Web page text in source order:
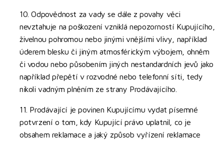
10. Odpovědnost za vady se dále z povahy věci
nevztahuje na poškození vzniklá nepozorností Kupujícího,
živelnou pohromou nebo jinými vnějšími vlivy, například
úderem blesku či jiným atmosférickým výbojem, ohněm
či vodou nebo působením jiných nestandardních jevů jako
například přepětí v rozvodné nebo telefonní síti, tedy
nikoli vadným plněním ze strany Prodávajícího.
11. Prodávající je povinen Kupujícímu vydat písemné
potvrzení o tom, kdy Kupující právo uplatnil, co je
obsahem reklamace a jaký způsob vyřízení reklamace